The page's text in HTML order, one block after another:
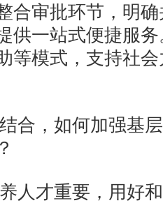
合审批环节，明
供一站式便捷服
等模式，支持社
，如何加强基层
才重要，用好和